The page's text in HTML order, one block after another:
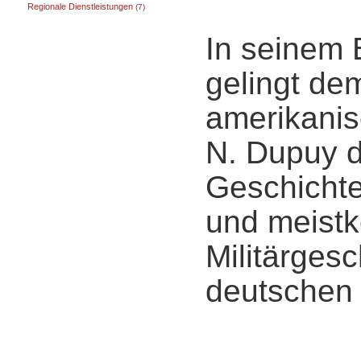
Regionale Dienstleistungen (7)
In seinem
gelingt
N. Dupuy
und